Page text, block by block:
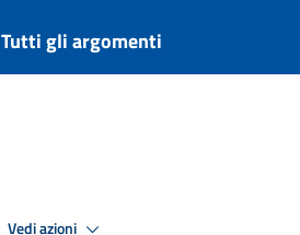
Tutti gli argomenti
Vedi azioni